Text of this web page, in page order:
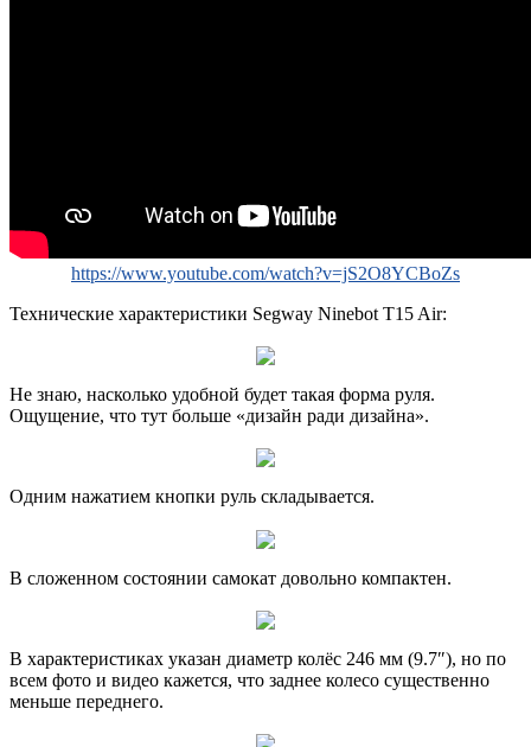
https://www.youtube.com/watch?v=jS2O8YCBoZs
Технические характеристики Segway Ninebot T15 Air:
Не знаю, насколько удобной будет такая форма руля.
Ощущение, что тут больше «дизайн ради дизайна».
Одним нажатием кнопки руль складывается.
В сложенном состоянии самокат довольно компактен.
В характеристиках указан диаметр колёс 246 мм (9.7″), но по
всем фото и видео кажется, что заднее колесо существенно
меньше переднего.